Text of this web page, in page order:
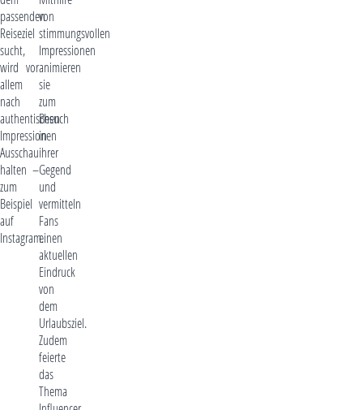
passenden
Reiseziel
sucht,
wird vor
allem
nach
authentischen
Impressionen
Ausschau
halten –
zum
Beispiel
auf
Instagram.
von
stimmungsvollen
Impressionen
animieren
sie
zum
Besuch
in
ihrer
Gegend
und
vermitteln
Fans
einen
aktuellen
Eindruck
von
dem
Urlaubsziel.
Zudem
feierte
das
Thema